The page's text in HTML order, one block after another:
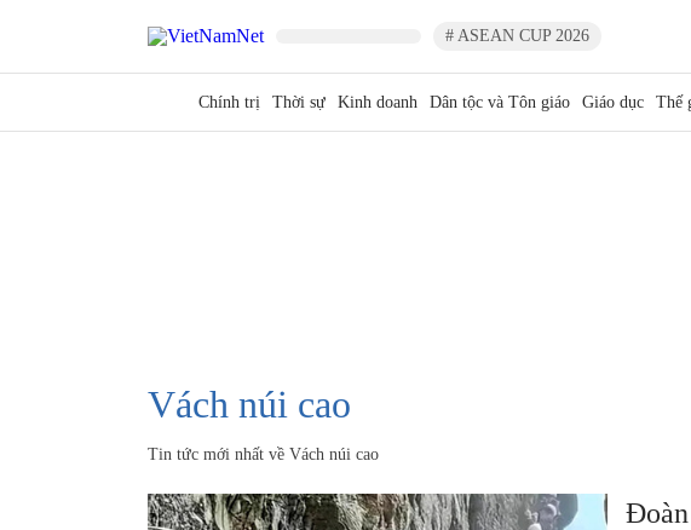
# ASEAN CUP 2026
Chính trị Thời sự Kinh doanh Dân tộc và Tôn giáo Giáo dục Thế
Vách núi cao
Tin tức mới nhất về Vách núi cao